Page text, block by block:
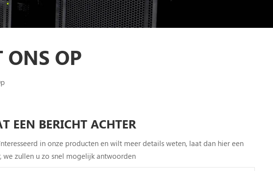
ONS OP
EEN BERICHT ACHTER
in onze producten en wilt meer details weten, laat dan hier een
we zullen u zo snel mogelijk antwoorden